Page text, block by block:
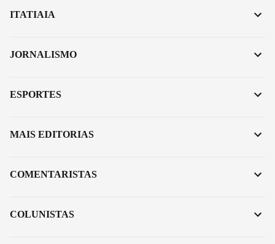
ITATIAIA
JORNALISMO
ESPORTES
MAIS EDITORIAS
COMENTARISTAS
COLUNISTAS